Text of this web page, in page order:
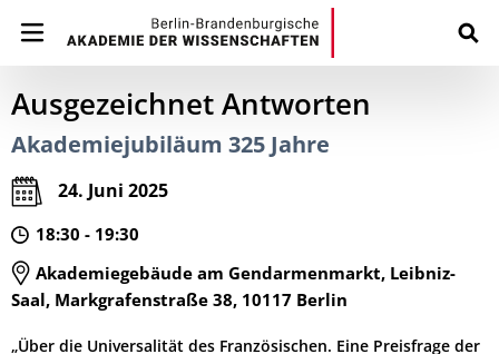
Ausgezeichnet Antworten
Akademiejubiläum 325 Jahre
24. Juni 2025
18:30 - 19:30
Akademiegebäude am Gendarmenmarkt, Leibniz-
Saal, Markgrafenstraße 38, 10117 Berlin
„Über die Universalität des Französischen. Eine Preisfrage der